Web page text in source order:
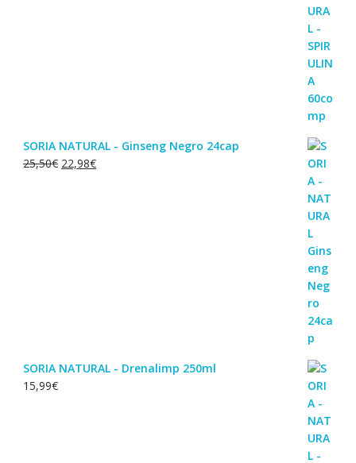
SORIA NATURAL - Ginseng Negro 24cap
25,50€ O
22,98€O
SORIA NATURAL - Drenalimp 250ml
15,99€